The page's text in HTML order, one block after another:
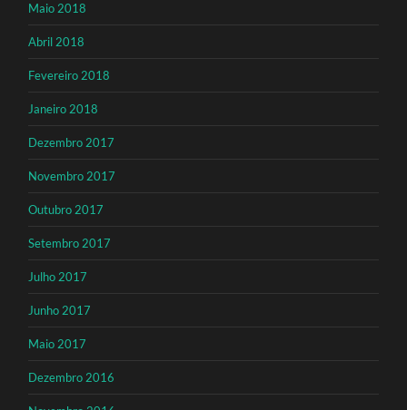
Maio 2018
Abril 2018
Fevereiro 2018
Janeiro 2018
Dezembro 2017
Novembro 2017
Outubro 2017
Setembro 2017
Julho 2017
Junho 2017
Maio 2017
Dezembro 2016